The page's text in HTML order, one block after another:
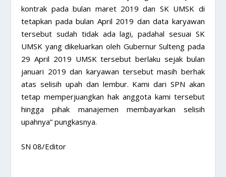
kontrak pada bulan maret 2019 dan SK UMSK di
tetapkan pada bulan April 2019 dan data karyawan
tersebut sudah tidak ada lagi, padahal sesuai SK
UMSK yang dikeluarkan oleh Gubernur Sulteng pada
29 April 2019 UMSK tersebut berlaku sejak bulan
januari 2019 dan karyawan tersebut masih berhak
atas selisih upah dan lembur. Kami dari SPN akan
tetap memperjuangkan hak anggota kami tersebut
hingga pihak manajemen membayarkan selisih
upahnya” pungkasnya.
SN 08/Editor